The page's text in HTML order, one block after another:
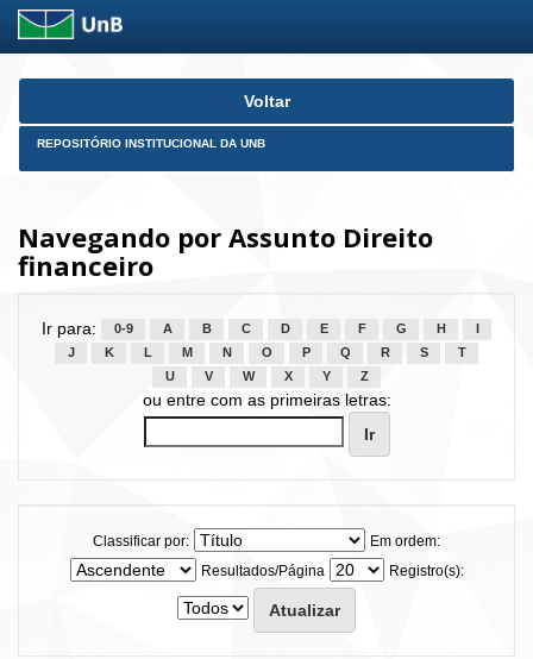
Skip
Voltar
REPOSITÓRIO INSTITUCIONAL DA UNB
Navegando por Assunto Direito
financeiro
Ir para: 0-9 A B C D E F G H
J
K L M N O P Q R S
T
U
V W X Y Z
ou entre com as primeiras letras:
Classificar por:
Em ordem:
Resultados/Página
Registro(s):